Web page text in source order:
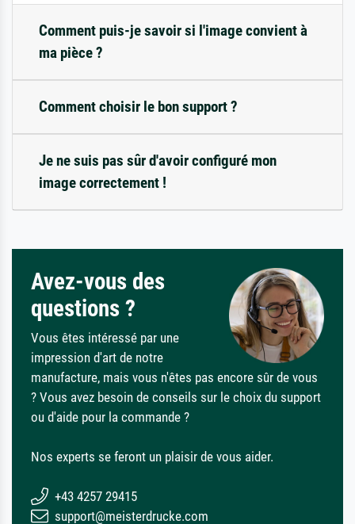
Comment puis-je savoir si l'image convient à
ma pièce ?
Comment choisir le bon support ?
Je ne suis pas sûr d'avoir configuré mon
image correctement !
Avez-vous des
questions ?
Vous êtes intéressé par une
impression d'art de notre
manufacture, mais vous n'êtes pas encore sûr de vous
? Vous avez besoin de conseils sur le choix du support
ou d'aide pour la commande ?
Nos experts se feront un plaisir de vous aider.
+43 4257 29415
support@meisterdrucke.com